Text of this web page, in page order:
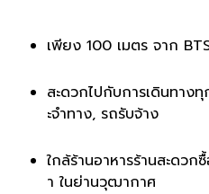
เพียง 100 เมตร จาก
สะดวกไปกับการเดินทาง
ะจำทาง, รถรับจ้าง
ใกล้ร้านอาหารร้านสะดว
า ในย่านวุฒากาศ